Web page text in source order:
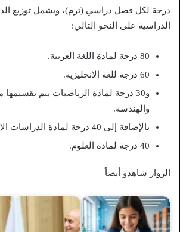
درجة لكل فصل دراسي (ترم)، ويشمل توزيع
الدراسية على النحو التالي:
80 درجة لمادة اللغة العربية.
60 درجة للغة الإنجليزية.
و30 درجة لمادة الرياضيات يتم
والهندسة.
بالإضافة إلى 40 درجة لمادة الدراسات الاجتماعية.
40 درجة لمادة العلوم.
الزوار شاهدو أيضاً